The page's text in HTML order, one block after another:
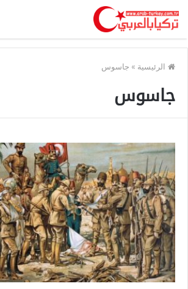
الرئيسية » جاسوس
جاسوس